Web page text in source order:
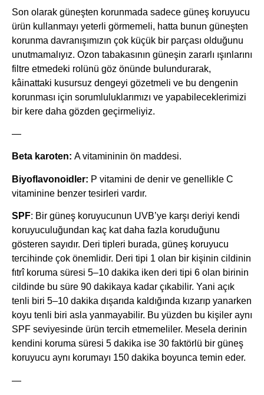
Son olarak güneşten korunmada sadece güneş koruyucu
ürün kullanmayı yeterli görmemeli, hatta bunun güneşten
korunma davranışımızın çok küçük bir parçası olduğunu
unutmamalıyız. Ozon tabakasının güneşin zararlı ışınlarını
filtre etmedeki rolünü göz önünde bulundurarak,
kâinattaki kusursuz dengeyi gözetmeli ve bu dengenin
korunması için sorumluluklarımızı ve yapabileceklerimizi
bir kere daha gözden geçirmeliyiz.
—
Beta karoten: A vitamininin ön maddesi.
Biyoflavonoidler: P vitamini de denir ve genellikle C
vitaminine benzer tesirleri vardır.
SPF: Bir güneş koruyucunun UVB’ye karşı deriyi kendi
koruyuculuğundan kaç kat daha fazla koruduğunu
gösteren sayıdır. Deri tipleri burada, güneş koruyucu
tercihinde çok önemlidir. Deri tipi 1 olan bir kişinin cildinin
fıtrî koruma süresi 5–10 dakika iken deri tipi 6 olan birinin
cildinde bu süre 90 dakikaya kadar çıkabilir. Yani açık
tenli biri 5–10 dakika dışarıda kaldığında kızarıp yanarken
koyu tenli biri asla yanmayabilir. Bu yüzden bu kişiler aynı
SPF seviyesinde ürün tercih etmemeliler. Mesela derinin
kendini koruma süresi 5 dakika ise 30 faktörlü bir güneş
koruyucu aynı korumayı 150 dakika boyunca temin eder.
—